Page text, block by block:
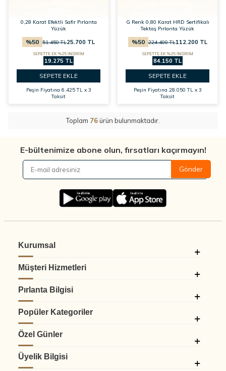
0,28 Karat Efektli Safir Pırlanta
Yüzük
%50 51.450TL25.700 TL
SEPETTE EK %25 İNDİRİM
19.275 TL
SEPETE EKLE
Peşin Fiyatına 6.425 TL x 3
Taksit
G Renk 0,80 Karat HRD Sertifikalı
Tektaş Pırlanta Yüzük
%50 224.400TL112.200 TL
SEPETTE EK %25 İNDİRİM
84.150 TL
SEPETE EKLE
Peşin Fiyatına 28.050 TL x 3
Taksit
Toplam 76ürün bulunmaktadır.
E-bültenimize abone olun, fırsatları kaçırmayın!
Gönder
Kurumsal
Müşteri Hizmetleri
Pırlanta Bilgisi
Popüler Kategoriler
Özel Günler
Üyelik Bilgisi